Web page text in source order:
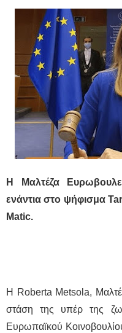
Η Μαλτέζα
ενάντια στο ψήφισμα
Matic.
Η Roberta Metsola,
στάση της υπέρ της
Ευρωπαϊκού